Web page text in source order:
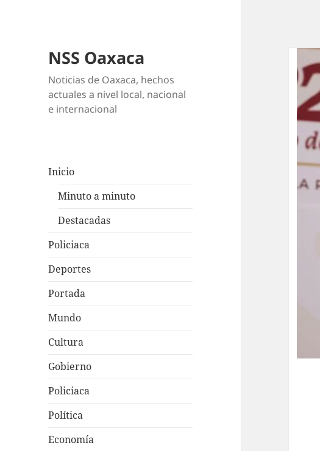
NSS Oaxaca
Noticias de Oaxaca, hechos
actuales a nivel local, nacional
e internacional
Inicio
Minuto a minuto
Destacadas
Policiaca
Deportes
Portada
Mundo
Cultura
Gobierno
Policiaca
Política
Economía